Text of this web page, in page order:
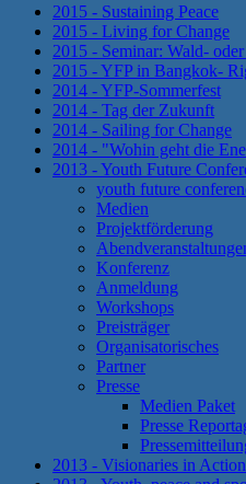
2015 - Sustaining Peace
2015 - Living for Change
2015 - Seminar: Wald-
2015 - YFP in Bangkok-
2014 - YFP-Sommerfest
2014 - Tag der Zukunft
2014 - Sailing for Change
2014 - "Wohin geht die
2013 - Youth Future
youth future
Medien
Projektförderung
Konferenz
Anmeldung
Workshops
Preisträger
Organisatorisches
Partner
Presse
Medien Paket
Presse
2013 - Visionaries in